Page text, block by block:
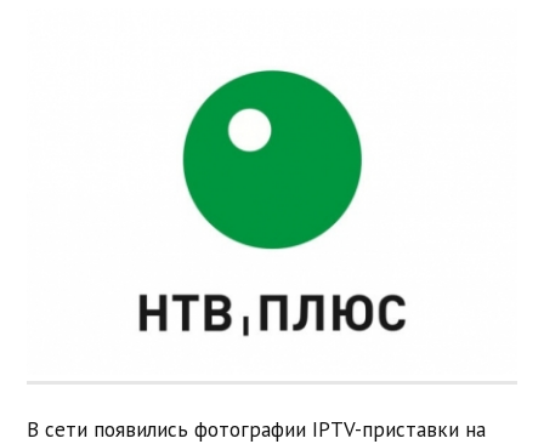
В сети появились фотографии IPTV-приставки на